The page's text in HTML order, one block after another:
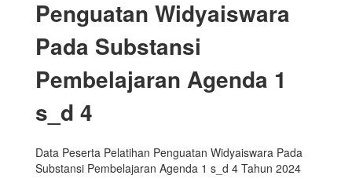
Penguatan Widyaiswara
Pada Substansi
Pembelajaran Agenda 1
s_d 4
Data Peserta Pelatihan Penguatan Widyaiswara Pada
Substansi Pembelajaran Agenda 1 s_d 4 Tahun 2024